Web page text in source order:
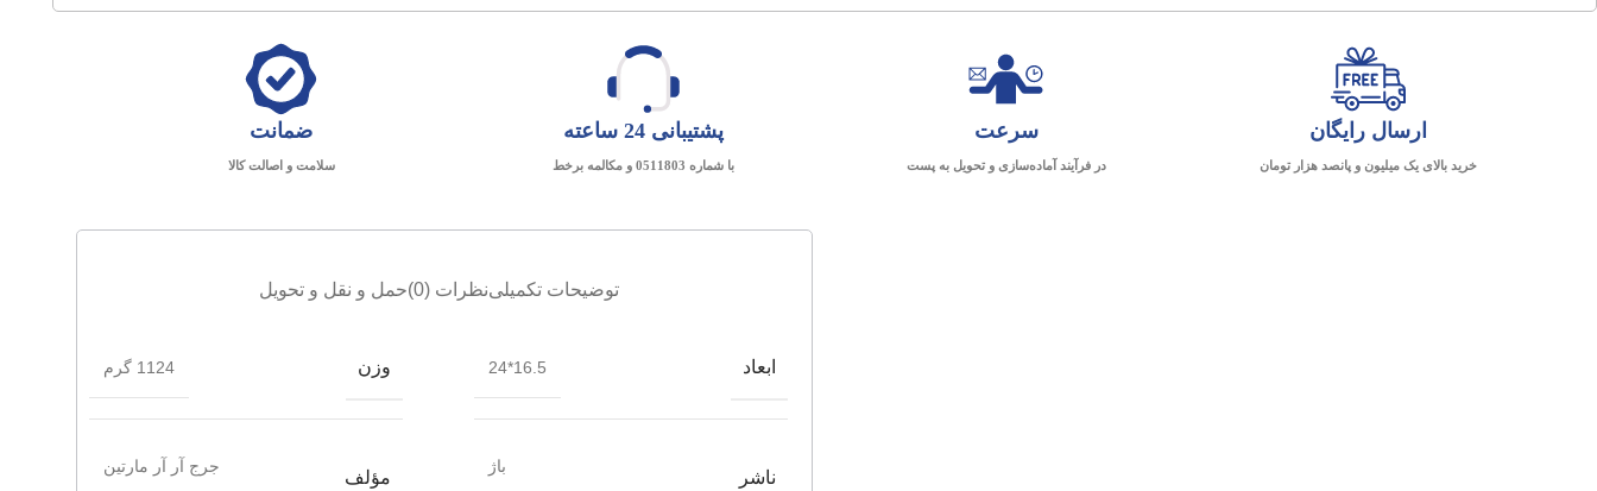
ارسال رایگان
خرید بالای یک میلیون و پانصد هزار تومان
سرعت
در فرآیند آماده‌سازی و تحویل به پست
پشتیبانی 24 ساعته
با شماره 0511803 و مکالمه برخط
ضمانت
سلامت و اصالت کالا
توضیحات تکمیلینظرات (0) حمل و نقل و تحویل
ابعاد 16.5*24 وزن 1124 گرم
ناشر
باژ
مؤلف
جرج آر آر مارتین